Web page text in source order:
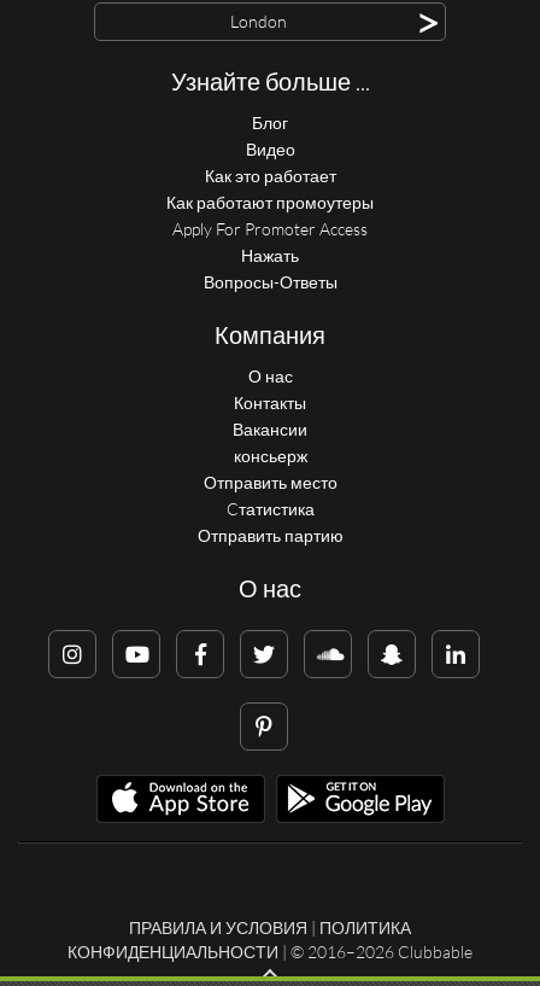
London >
Узнайте больше ...
Блог
Видео
Как это работает
Как работают промоутеры
Apply For Promoter Access
Нажать
Вопросы-Ответы
Компания
О нас
Контакты
Вакансии
консьерж
Отправить место
Cтатистика
Отправить партию
О нас
ПРАВИЛА И УСЛОВИЯ | ПОЛИТИКА
КОНФИДЕНЦИАЛЬНОСТИ | © 2016–2026 Clubbable